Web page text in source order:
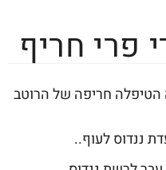
פרי חריף
הטיפלה חריפה של הרוטב
ננדוס לעוף..